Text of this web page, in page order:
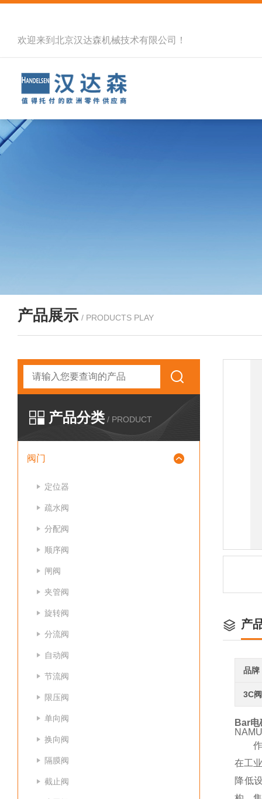
欢迎来到北京汉达森机械技术有限公司！
产品展示 / PRODUCTS PLAY
产品分类 / PRODUCT
阀门
定位器
疏水阀
分配阀
顺序阀
闸阀
夹管阀
旋转阀
分流阀
自动阀
节流阀
限压阀
单向阀
换向阀
隔膜阀
截止阀
产
品牌
3C
Bar
在工
降低